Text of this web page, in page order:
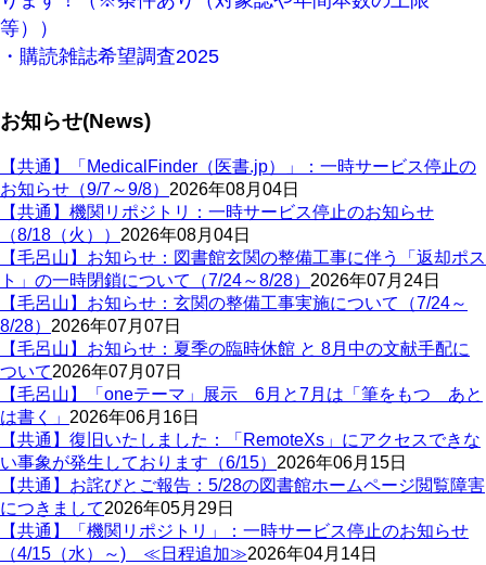
等））
・購読雑誌希望調査2025
お知らせ(News)
【共通】「MedicalFinder（医書.jp）」：一時サービス停止の
お知らせ（9/7～9/8） 2026年08月04日
【共通】機関リポジトリ：一時サービス停止のお知らせ
（8/18（火）） 2026年08月04日
【毛呂山】お知らせ：図書館玄関の整備工事に伴う「返却ポス
ト」の一時閉鎖について（7/24～8/28） 2026年07月24日
【毛呂山】お知らせ：玄関の整備工事実施について（7/24～
8/28） 2026年07月07日
【毛呂山】お知らせ：夏季の臨時休館 と 8月中の文献手配に
ついて2026年07月07日
【毛呂山】「oneテーマ」展示 6月と7月は「筆をもつ あと
は書く」 2026年06月16日
【共通】復旧いたしました：「RemoteXs」にアクセスできな
い事象が発生しております（6/15） 2026年06月15日
【共通】お詫びとご報告：5/28の図書館ホームページ閲覧障害
につきまして2026年05月29日
【共通】「機関リポジトリ」：一時サービス停止のお知らせ
（4/15（水）～) ≪日程追加≫2026年04月14日